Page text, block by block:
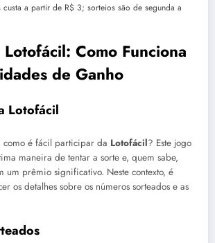
custa a partir de R$ 3; sorteios são de segunda a
Como Funciona
de Ganho
Lotofácil
como é fácil participar da Lotofácil? Este jogo
maneira de tentar a sorte e, quem sabe,
um prêmio significativo. Neste contexto, é
os detalhes sobre os números sorteados e as